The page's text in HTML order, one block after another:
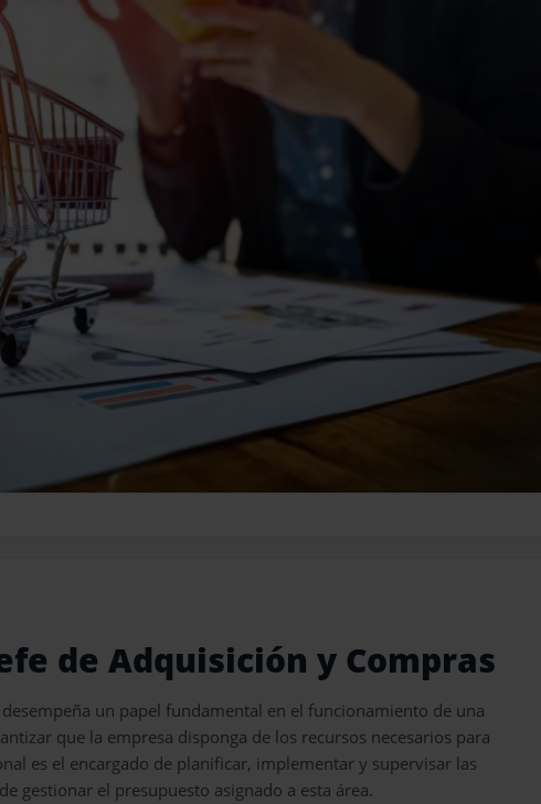
de Adquisición y Compras
un papel fundamental en el funcionamiento de una
que la empresa disponga de los recursos necesarios para
es el encargado de planificar, implementar y supervisar las
gestionar el presupuesto asignado a esta área.